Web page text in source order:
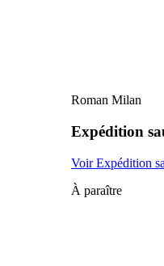
Roman Milan
Expédition
Voir Expédition
À paraître